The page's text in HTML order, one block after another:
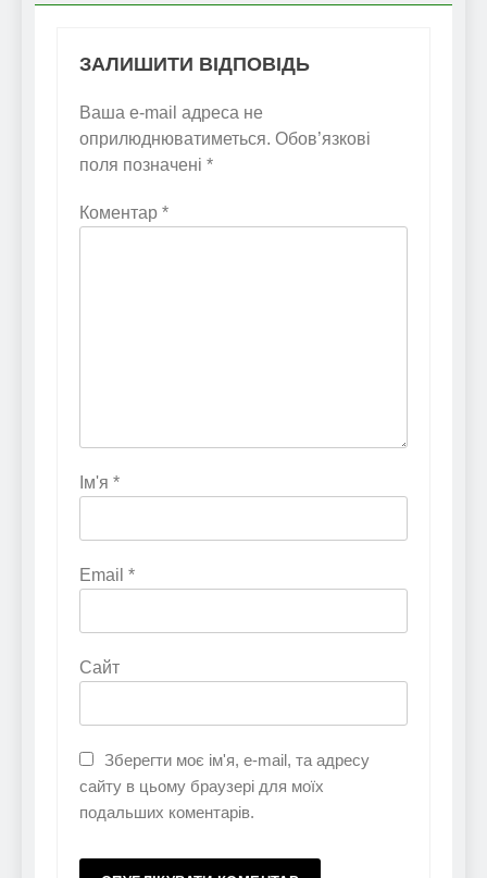
ЗАЛИШИТИ ВІДПОВІДЬ
Ваша e-mail адреса не
оприлюднюватиметься. Обов’язкові
поля позначені *
Коментар *
Ім'я *
Email *
Сайт
Зберегти моє ім'я, e-mail, та адресу
сайту в цьому браузері для моїх
подальших коментарів.